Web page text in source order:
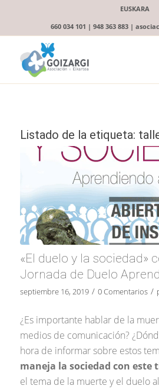
EUSKARA
660 034 101 | 948 363 883 |
Listado de la etiqueta:
«El duelo y la sociedad»
Jornada de Duelo
septiembre 16, 2019 / 0 Comentarios /
¿Es importante hablar de la
medios de comunicación?
hora de informar sobre estos
maneja la sociedad con este
el tema de la muerte y el duelo